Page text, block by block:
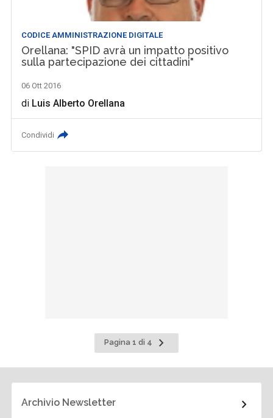
CODICE AMMINISTRAZIONE DIGITALE
Orellana: "SPID avrà un impatto positivo
sulla partecipazione dei cittadini"
06 Ott 2016
di Luis Alberto Orellana
Condividi
Pagina 1 di 4
Pagina
successiva
Archivio Newsletter